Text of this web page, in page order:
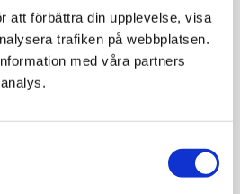
att förbättra din upplevelse, visa
trafiken på webbplatsen.
med våra partners
349KR
VÄLJ VARIANT